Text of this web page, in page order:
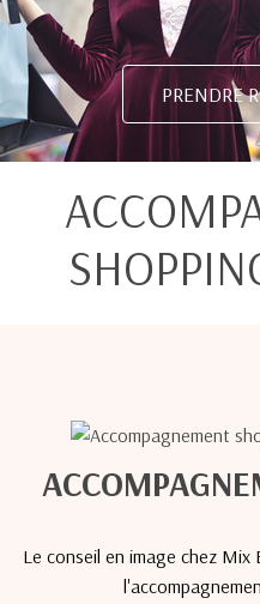
PRENDRE
Le conseil en image chez Mix